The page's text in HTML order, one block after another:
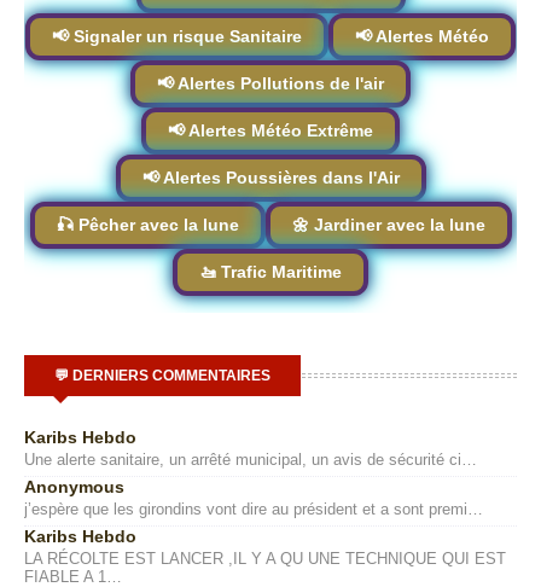
📢 Signaler un risque Sanitaire 📢 Alertes Météo
📢 Alertes Pollutions de l'air
📢 Alertes Météo Extrême
📢 Alertes Poussières dans l'Air
🎣 Pêcher avec la lune 🌼 Jardiner avec la lune
🚤 Trafic Maritime
💬 DERNIERS COMMENTAIRES
Karibs Hebdo
Une alerte sanitaire, un arrêté municipal, un avis de sécurité ci…
Anonymous
j’espère que les girondins vont dire au président et a sont premi…
Karibs Hebdo
LA RÉCOLTE EST LANCER ,IL Y A QU UNE TECHNIQUE QUI EST
FIABLE A 1…